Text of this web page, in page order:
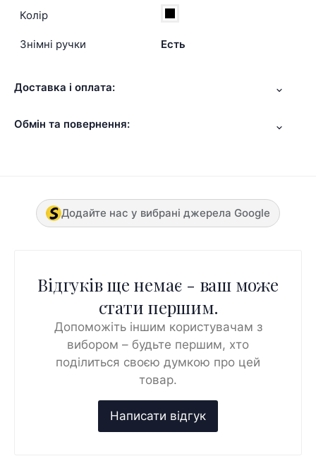
Колір
Знімні ручки Есть
Доставка і оплата:
Обмін та повернення:
Додайте нас у вибрані джерела Google
Відгуків ще немає - ваш може
стати першим.
Допоможіть іншим користувачам з
вибором – будьте першим, хто
поділиться своєю думкою про цей
товар.